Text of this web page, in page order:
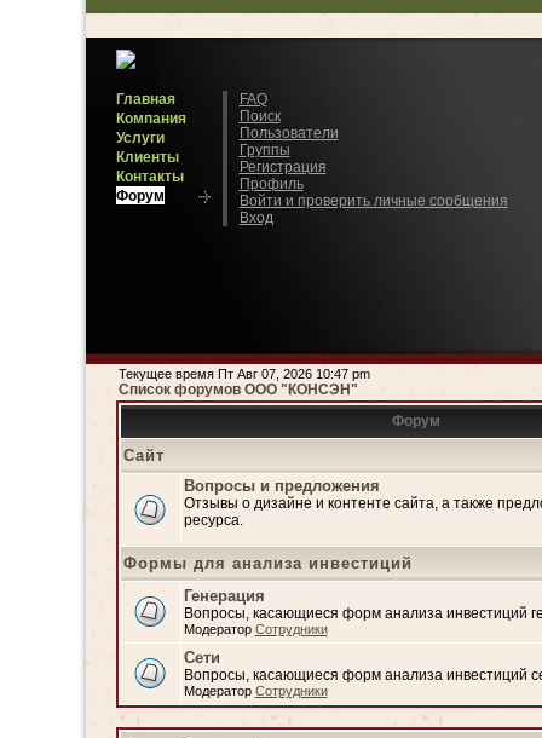
Главная
Компания
Услуги
Клиенты
Контакты
Форум
FAQ
Поиск
Пользователи
Группы
Регистрация
Профиль
Войти и проверить личные сообщения
Вход
Текущее время Пт Авг 07, 2026 10:47 pm
Список форумов ООО "КОНСЭН"
Форум
Сайт
Вопросы и предложения
Отзывы о дизайне и контенте сайта, а также
ресурса.
Формы для анализа инвестиций
Генерация
Вопросы, касающиеся форм анализа инвестиций
Модератор Сотрудники
Сети
Вопросы, касающиеся форм анализа инвестиций
Модератор Сотрудники